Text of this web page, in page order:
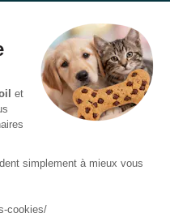
51-55 rue Hoche
94767
Ivry-sur-Seine
Pas encore client ?
Mail :
adhesion@assuropoil.com
Tel :
01 77 94 89 02